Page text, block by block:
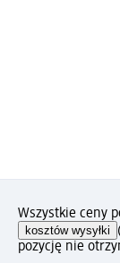
Wszystkie ceny
kosztów wysyłki
pozycję nie